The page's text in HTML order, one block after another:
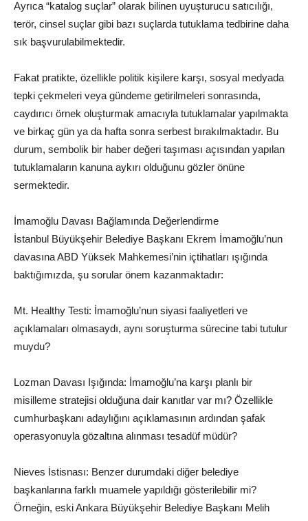
Ayrıca “katalog suçlar” olarak bilinen uyuşturucu satıcılığı,
terör, cinsel suçlar gibi bazı suçlarda tutuklama tedbirine daha
sık başvurulabilmektedir.
Fakat pratikte, özellikle politik kişilere karşı, sosyal medyada
tepki çekmeleri veya gündeme getirilmeleri sonrasında,
caydırıcı örnek oluşturmak amacıyla tutuklamalar yapılmakta
ve birkaç gün ya da hafta sonra serbest bırakılmaktadır. Bu
durum, sembolik bir haber değeri taşıması açısından yapılan
tutuklamaların kanuna aykırı olduğunu gözler önüne
sermektedir.
İmamoğlu Davası Bağlamında Değerlendirme
İstanbul Büyükşehir Belediye Başkanı Ekrem İmamoğlu’nun
davasına ABD Yüksek Mahkemesi’nin içtihatları ışığında
baktığımızda, şu sorular önem kazanmaktadır:
Mt. Healthy Testi: İmamoğlu’nun siyasi faaliyetleri ve
açıklamaları olmasaydı, aynı soruşturma sürecine tabi tutulur
muydu?
Lozman Davası Işığında: İmamoğlu’na karşı planlı bir
misilleme stratejisi olduğuna dair kanıtlar var mı? Özellikle
cumhurbaşkanı adaylığını açıklamasının ardından şafak
operasyonuyla gözaltına alınması tesadüf müdür?
Nieves İstisnası: Benzer durumdaki diğer belediye
başkanlarına farklı muamele yapıldığı gösterilebilir mi?
Örneğin, eski Ankara Büyükşehir Belediye Başkanı Melih